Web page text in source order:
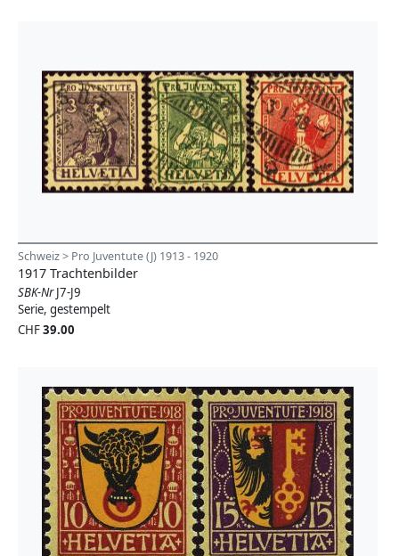
Schweiz > Pro Juventute (J) 1913 - 1920
1917 Trachtenbilder
SBK-NrJ7-J9
Serie, gestempelt
CHF39.00